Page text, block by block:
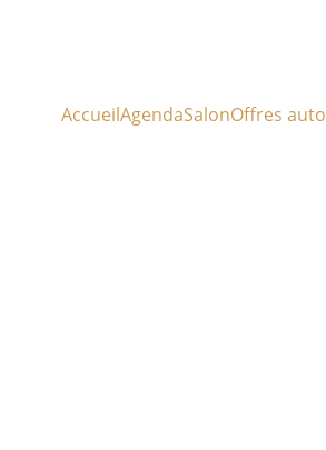
AccueilAgendaSalonOffres auto